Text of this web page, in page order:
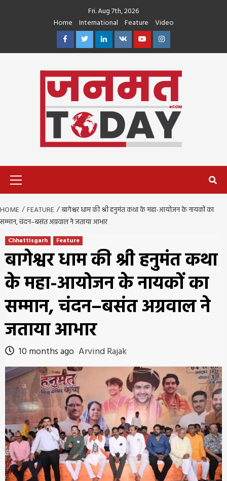
Fri. Aug 7th, 2026
Home
International Feature
Video
FacebookTwitterLinkedin
VK YoutubeInstagram
HOME FEATURE
बागेश्वर धाम की श्री हनुमंत कथा के महा-आयोजन के नायकों का
सम्मान, चंदन–बसंत अग्रवाल ने जताया आभार
Chhattisgarh Feature
बागेश्वर धाम की श्री हनुमंत कथा
के महा-आयोजन के नायकों का
सम्मान, चंदन–बसंत अग्रवाल ने
जताया आभार
10 months ago Arvind Rajak